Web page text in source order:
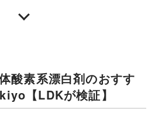
酸素系漂白剤のおすす
【LDKが検証】